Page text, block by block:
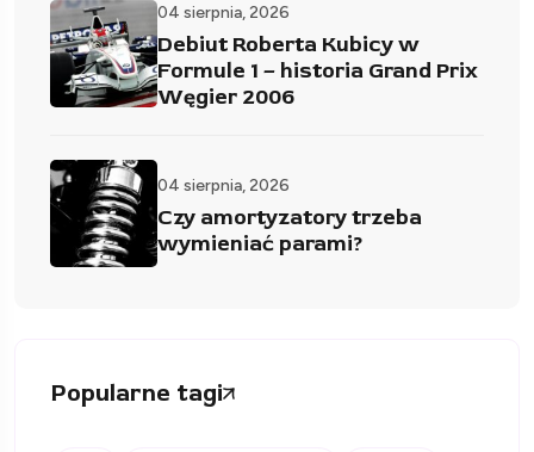
04 sierpnia, 2026
Debiut Roberta Kubicy w
Formule 1 – historia Grand Prix
Węgier 2006
04 sierpnia, 2026
Czy amortyzatory trzeba
wymieniać parami?
Popularne tagi